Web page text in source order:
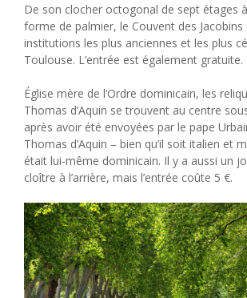
De son clocher octogonal de sept étages
forme de palmier, le Couvent des Jacobins
institutions les plus anciennes et les plus
Toulouse. L’entrée est également gratuite.
Église mère de l’Ordre dominicain, les
Thomas d’Aquin se trouvent au centre
après avoir été envoyées par le pape
Thomas d’Aquin – bien qu’il soit italien et
était lui-même dominicain. Il y a aussi un
cloître à l’arrière, mais l’entrée coûte 5 €.